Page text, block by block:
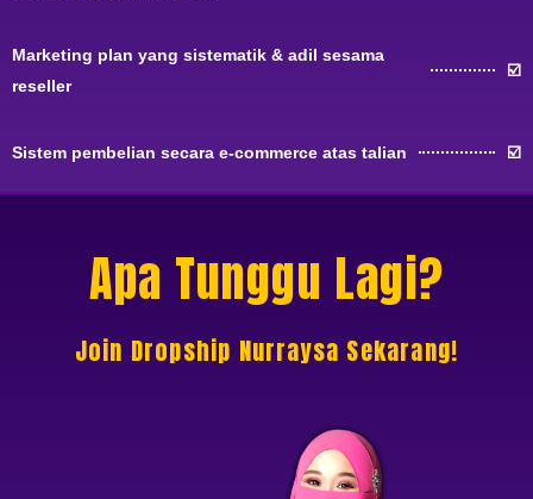
Marketing plan yang sistematik & adil sesama
reseller
☑️
Sistem pembelian secara e-commerce atas talian ☑️
Apa Tunggu Lagi?
Join Dropship Nurraysa Sekarang!